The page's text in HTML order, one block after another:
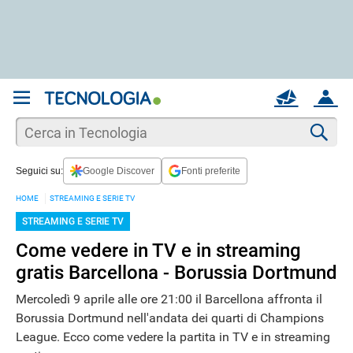
ACCOUNT
MAIL
Seguici su: Google Discover Fonti preferite
HOME STREAMING E SERIE TV
STREAMING E SERIE TV
Come vedere in TV e in streaming
gratis Barcellona - Borussia Dortmund
Mercoledì 9 aprile alle ore 21:00 il Barcellona affronta il
Borussia Dortmund nell'andata dei quarti di Champions
League. Ecco come vedere la partita in TV e in streaming